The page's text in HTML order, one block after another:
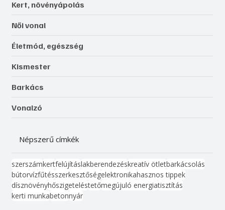
Kert, növényápolás
Női vonal
Életmód, egészség
Kismester
Barkács
Vonalzó
Népszerű címkék
szerszámkertfelújításlakberendezéskreatív ötletbarkácsolás
bútorvízfűtésszerkesztőségelektronikahasznos tippek
dísznövényhőszigeteléstetőmegújuló energiatisztítás
kerti munkabetonnyár